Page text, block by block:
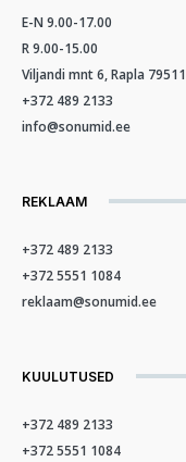
E-N 9.00-17.00
R 9.00-15.00
Viljandi mnt 6, Rapla 79511
+372 489 2133
info@sonumid.ee
REKLAAM
+372 489 2133
+372 5551 1084
reklaam@sonumid.ee
KUULUTUSED
+372 489 2133
+372 5551 1084